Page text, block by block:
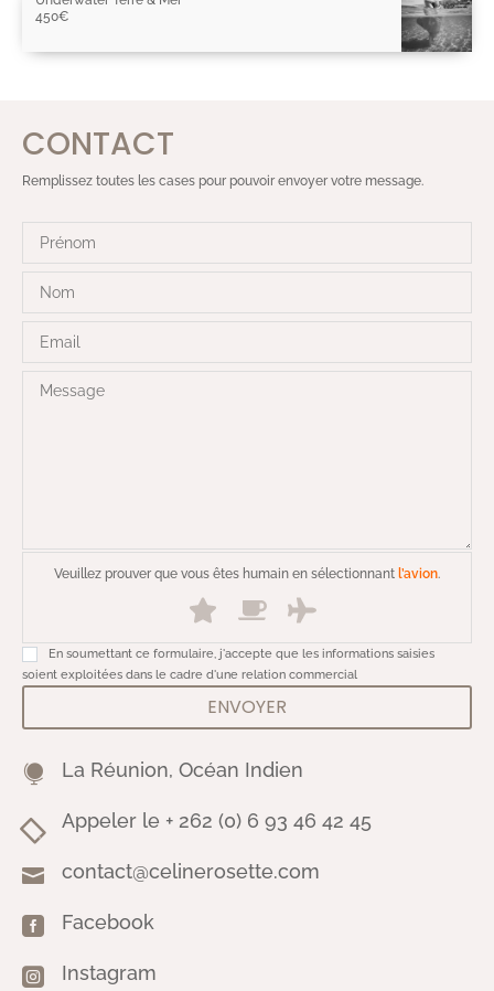
450€
CONTACT
Remplissez toutes les cases pour pouvoir envoyer votre message.
Veuillez prouver que vous êtes humain en sélectionnant l’avion.
En soumettant ce formulaire, j'accepte que les informations saisies
soient exploitées dans le cadre d'une relation commercial
ENVOYER
 La Réunion, Océan Indien
 Appeler le + 262 (0) 6 93 46 42 45
 contact@celinerosette.com
 Facebook
 Instagram